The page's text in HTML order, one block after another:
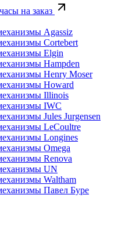
на заказ
Agassiz
Cortebert
Elgin
Hampden
Henry Moser
Howard
Illinois
IWC
Jules Jurgensen
LeCoultre
Longines
Omega
Renova
UN
Waltham
Павел Буре